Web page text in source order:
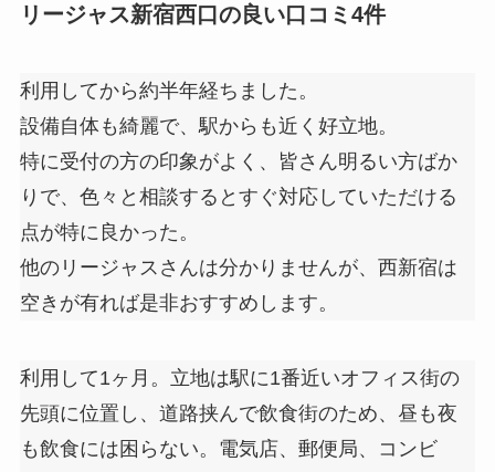
リージャス新宿西口の良い口コミ4件
利用してから約半年経ちました。
設備自体も綺麗で、駅からも近く好立地。
特に受付の方の印象がよく、皆さん明るい方ばか
りで、色々と相談するとすぐ対応していただける
点が特に良かった。
他のリージャスさんは分かりませんが、西新宿は
空きが有れば是非おすすめします。
利用して1ヶ月。立地は駅に1番近いオフィス街の
先頭に位置し、道路挟んで飲食街のため、昼も夜
も飲食には困らない。電気店、郵便局、コンビ